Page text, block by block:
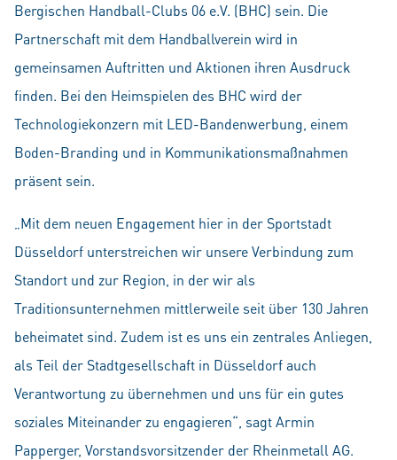
Bergischen Handball-Clubs 06 e.V. (BHC) sein. Die
Partnerschaft mit dem Handballverein wird in
gemeinsamen Auftritten und Aktionen ihren Ausdruck
finden. Bei den Heimspielen des BHC wird der
Technologiekonzern mit LED-Bandenwerbung, einem
Boden-Branding und in Kommunikationsmaßnahmen
präsent sein.
„Mit dem neuen Engagement hier in der Sportstadt
Düsseldorf unterstreichen wir unsere Verbindung zum
Standort und zur Region, in der wir als
Traditionsunternehmen mittlerweile seit über 130 Jahren
beheimatet sind. Zudem ist es uns ein zentrales Anliegen,
als Teil der Stadtgesellschaft in Düsseldorf auch
Verantwortung zu übernehmen und uns für ein gutes
soziales Miteinander zu engagieren“, sagt Armin
Papperger, Vorstandsvorsitzender der Rheinmetall AG.